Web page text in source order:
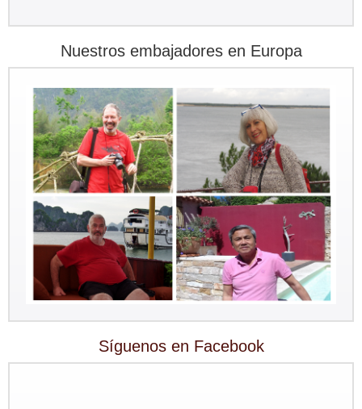
Nuestros embajadores en Europa
Síguenos en Facebook